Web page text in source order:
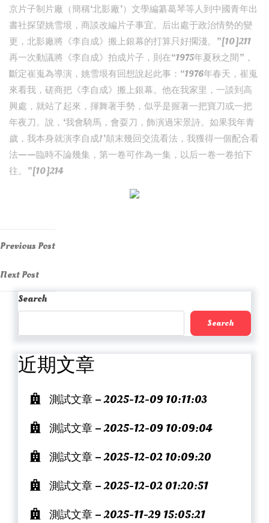
京片子制片廠（簡稱‘北影廠’）文學編纂葛琴等人到中國青年出
書社探望姚雪垠，商談改編片子事宜。后出處于政治情勢的變
更，北影廠將《李自成》搬上銀幕的打算只好擱淺。”[10]211
再一次動議將《李自成》拍成片子，則在“1975年夏秋之間”，
斷定崔嵬為導演，姚雪垠有回想說起此事：“1976年春天，崔嵬
來看我，磋商把《李自成》搬上銀幕。他在我家里，一談到高
興處，就站了起來，揮舞著手勢，似乎是握著一把寶刀或一把
年夜刀。說，‘我會騎馬，會耍刀，飾演過宋景詩。如果我年青
歲，我本身就演李自成!’顛末幾回交流看法，我獲得一個配合看
法——臨時不論幾集，第一卷可作為一集，以后一卷一卷拍下
往。”[10]214
Post
navigation
Previous
Previous Post
Next
Post
Next Post
Search
Search
近期文章
測試文章 – 2025-12-09 10:11:03
測試文章 – 2025-12-09 10:09:04
測試文章 – 2025-12-02 10:09:20
測試文章 – 2025-12-02 01:20:51
測試文章 – 2025-11-29 15:05:21